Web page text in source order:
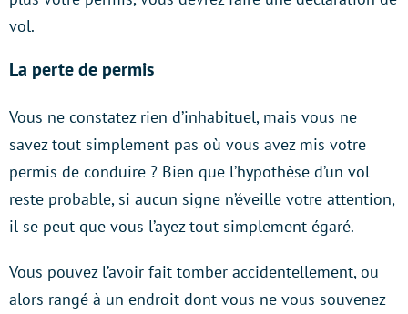
vol.
La perte de permis
Vous ne constatez rien d’inhabituel, mais vous ne
savez tout simplement pas où vous avez mis votre
permis de conduire ? Bien que l’hypothèse d’un vol
reste probable, si aucun signe n’éveille votre attention,
il se peut que vous l’ayez tout simplement égaré.
Vous pouvez l’avoir fait tomber accidentellement, ou
alors rangé à un endroit dont vous ne vous souvenez